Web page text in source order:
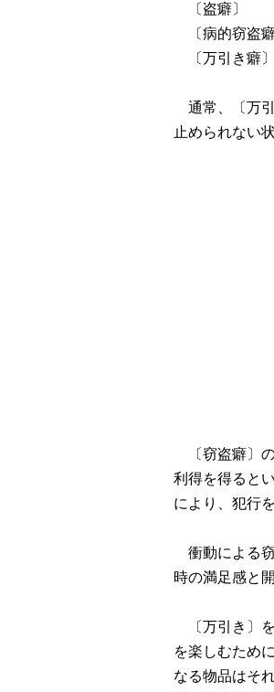
〔盗癖〕
〔病的窃盗
〔万引き癖
通常、〔万
止められない
〔窃盗癖〕
利得を得ると
により、犯行
衝動による
時の満足感と
〔万引き〕
を楽しむため
なる物品はそ